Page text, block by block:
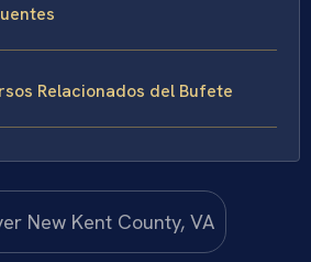
Relacionados del Bufete